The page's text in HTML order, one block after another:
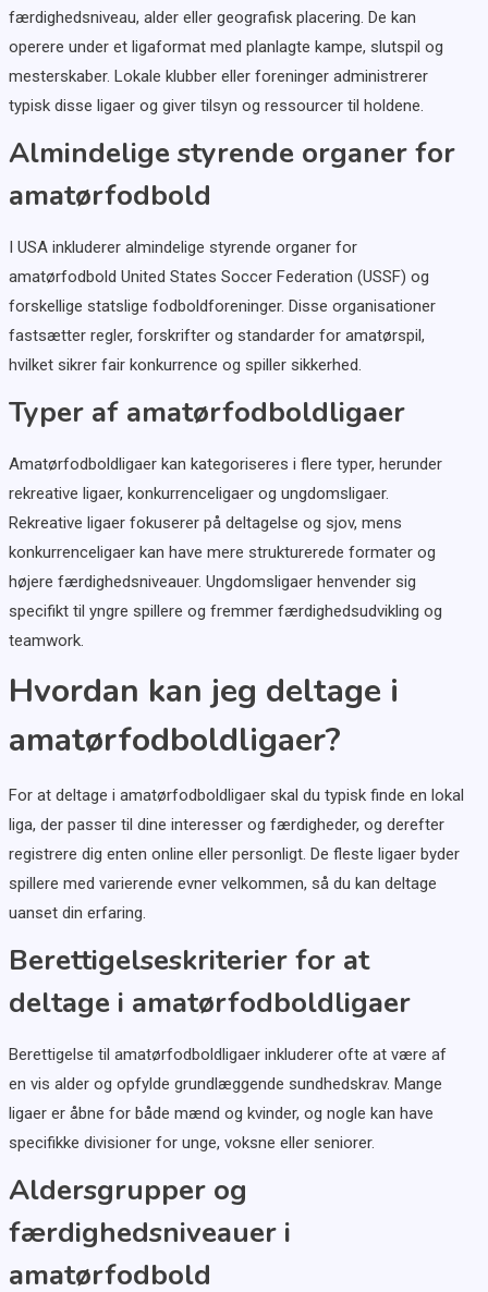
færdighedsniveau, alder eller geografisk placering. De kan
operere under et ligaformat med planlagte kampe, slutspil og
mesterskaber. Lokale klubber eller foreninger administrerer
typisk disse ligaer og giver tilsyn og ressourcer til holdene.
Almindelige styrende organer for
amatørfodbold
I USA inkluderer almindelige styrende organer for
amatørfodbold United States Soccer Federation (USSF) og
forskellige statslige fodboldforeninger. Disse organisationer
fastsætter regler, forskrifter og standarder for amatørspil,
hvilket sikrer fair konkurrence og spiller sikkerhed.
Typer af amatørfodboldligaer
Amatørfodboldligaer kan kategoriseres i flere typer, herunder
rekreative ligaer, konkurrenceligaer og ungdomsligaer.
Rekreative ligaer fokuserer på deltagelse og sjov, mens
konkurrenceligaer kan have mere strukturerede formater og
højere færdighedsniveauer. Ungdomsligaer henvender sig
specifikt til yngre spillere og fremmer færdighedsudvikling og
teamwork.
Hvordan kan jeg deltage i
amatørfodboldligaer?
For at deltage i amatørfodboldligaer skal du typisk finde en lokal
liga, der passer til dine interesser og færdigheder, og derefter
registrere dig enten online eller personligt. De fleste ligaer byder
spillere med varierende evner velkommen, så du kan deltage
uanset din erfaring.
Berettigelseskriterier for at
deltage i amatørfodboldligaer
Berettigelse til amatørfodboldligaer inkluderer ofte at være af
en vis alder og opfylde grundlæggende sundhedskrav. Mange
ligaer er åbne for både mænd og kvinder, og nogle kan have
specifikke divisioner for unge, voksne eller seniorer.
Aldersgrupper og
færdighedsniveauer i
amatørfodbold